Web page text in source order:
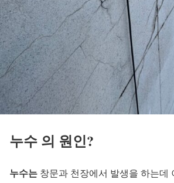
누수 의 원인?
누수는 창문과 천장에서 발생을 하는데